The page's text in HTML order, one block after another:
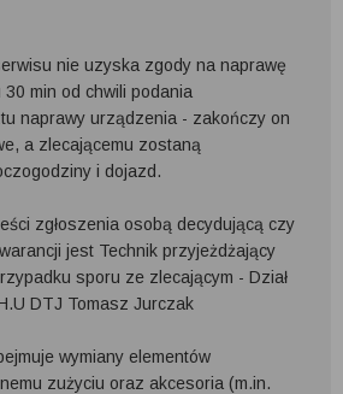
nie uzyska zgody na naprawę
min od chwili podania
naprawy urządzenia - zakończy on
a zlecającemu zostaną
i dojazd.
zgłoszenia osobą decydującą czy
jest Technik przyjeżdżający
sporu ze zlecającym - Dział
DTJ Tomasz Jurczak
wymiany elementów
zużyciu oraz akcesoria (m.in.